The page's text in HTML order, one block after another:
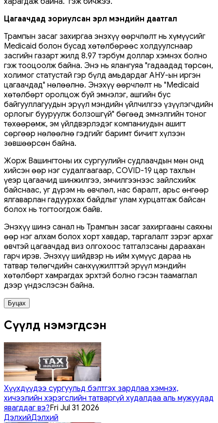
Цагаачдад зориулсан эрүүл мэндийн даатгал
Трампын засаг захиргаа энэхүү өөрчлөлт нь хүмүүсийг
Medicaid болон бусад хөтөлбөрөөс холдуулснаар
засгийн газарт жилд 8.97 тэрбум доллар хэмнэх болно
гэж тооцоолж байна. Энэ нь ялангуяа "гадаадад төрсөн,
холимог статустай гэр бүлд амьдардаг АНУ-ын иргэн
цагаачдад" нөлөөлнө. Энэхүү өөрчлөлт нь "Medicaid
хөтөлбөрт оролцож буй эмнэлэг, ашгийн бус
байгууллагуудын эрүүл мэндийн үйлчилгээ үзүүлэгчдийн
орлогыг бууруулж болзошгүй" бөгөөд эмнэлгийн тоног
төхөөрөмж, эм үйлдвэрлэдэг компаниудын ашигт
сөргөөр нөлөөлнө гэдгийг баримт бичигт хүлээн
зөвшөөрсөн байна.
Жорж Вашингтоны их сургуулийн судлаачдын мөн онд
хийсэн өөр нэг судалгаагаар, COVID-19 цар тахлын
үеэр цагаачид шинжилгээ, эмчилгээнээс зайлсхийж
байснаас, уг дүрэм нь өвчлөл, нас баралт, арьс өнгөөр ​​
ялгаварлан гадуурхах байдлыг улам хурцатгаж байсан
болох нь тогтоогдож байв.
Энэхүү шинэ санал нь Трампын засаг захиргааны саяхны
өөр нэг алхам болох хорт хавдар, таргалалт зэрэг архаг
өвчтэй цагаачдад виз олгохоос татгалзсаны дараахан
гарч ирэв. Энэхүү шийдвэр нь ийм хүмүүс дараа нь
татвар төлөгчдийн санхүүжилттэй эрүүл мэндийн
хөтөлбөрт хамрагдах эрхтэй болно гэсэн таамаглал
дээр үндэслэсэн байна.
Буцах
Сүүлд нэмэгдсэн
Хүүхдүүдээ сургуульд бэлтгэх зардлаа хэмнэх,
хичээлийн хэрэгслийн татваргүй худалдаа аль мужуудад
явагддаг вэ?Fri Jul 31 2026
ДэлхийДэлхий